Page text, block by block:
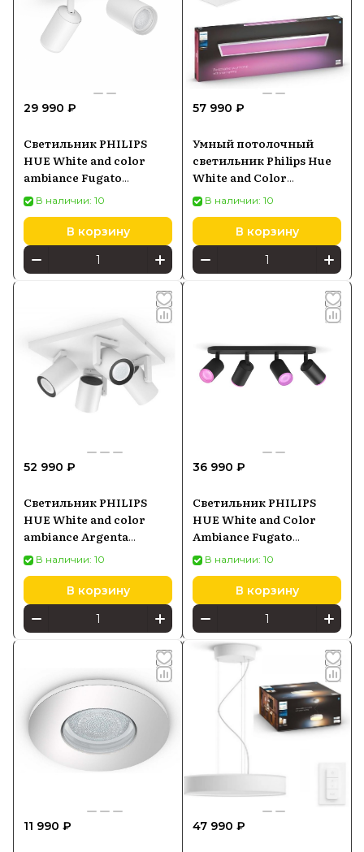
29 990 ₽
Светильник PHILIPS
HUE White and color
ambiance Fugato
5063231P7
В наличии: 10
В корзину
57 990 ₽
Умный потолочный
светильник Philips Hue
White and Color
Ambiance Surimu
Rectangle Panel 30x120
см белый (929002966501)
В наличии: 10
В корзину
52 990 ₽
Светильник PHILIPS
HUE White and color
ambiance Argenta
5062431P7, белый
В наличии: 10
В корзину
36 990 ₽
Светильник PHILIPS
HUE White and Color
Ambiance Fugato
929003810201, черный
В наличии: 10
В корзину
11 990 ₽ 47 990 ₽